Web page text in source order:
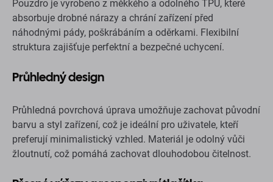
Pouzdro je vyrobeno z měkkého a odolného TPU, které
absorbuje drobné nárazy a chrání zařízení před
náhodnými pády, poškrábáním a oděrkami. Flexibilní
struktura zajišťuje perfektní a bezpečné uchycení.
Průhledný design
Průhledná povrchová úprava umožňuje zachovat původní
barvu a styl zařízení, což je ideální pro uživatele, kteří
preferují minimalistický vzhled. Materiál je odolný vůči
žloutnutí, což pomáhá zachovat dlouhodobou čitelnost.